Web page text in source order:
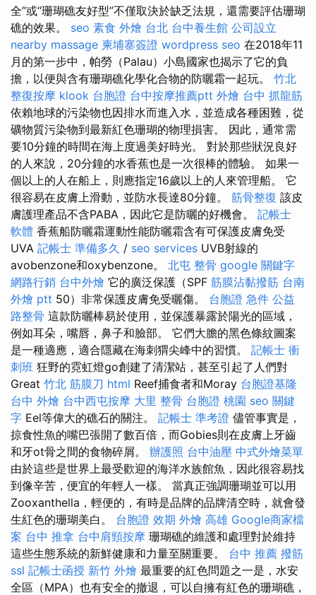
全”或“珊瑚礁友好型”不僅取決於缺乏法規，還需要評估珊瑚
礁的效果。 seo 素食 外燴 台北 台中養生館 公司設立
nearby massage 柬埔寨簽證 wordpress seo 在2018年11
月的第一步中，帕勞（Palau）小島國家也揭示了它的負
擔，以便與含有珊瑚礁化學化合物的防曬霜一起玩。 竹北
整復按摩 klook 台胞證 台中按摩推薦ptt 外燴 台中 抓龍筋
依賴地球的污染物也因排水而進入水，並造成各種困難，從
礦物質污染物到最新紅色珊瑚的物理損害。 因此，通常需
要10分鐘的時間在海上度過美好時光。 對於那些狀況良好
的人來說，20分鐘的水香蕉也是一次很棒的體驗。 如果一
個以上的人在船上，則應指定16歲以上的人來管理船。 它
很容易在皮膚上滑動，並防水長達80分鐘。 筋骨整復 該皮
膚護理產品不含PABA，因此它是防曬的好機會。 記帳士
軟體 香蕉船防曬霜運動性能防曬霜含有可保護皮膚免受
UVA 記帳士 準備多久 / seo services UVB射線的
avobenzone和oxybenzone。 北屯 整骨 google 關鍵字
網路行銷 台中外燴 它的廣泛保護（SPF 筋膜沾黏撥筋 台南
外燴 ptt 50）非常保護皮膚免受曬傷。 台胞證 急件 公益
路整骨 這款防曬棒易於使用，並保護暴露於陽光的區域，
例如耳朵，嘴唇，鼻子和臉部。 它們大膽的黑色條紋圖案
是一種適應，適合隱藏在海刺猬尖峰中的習慣。 記帳士 衝
刺班 狂野的霓虹燈go創建了清潔站，甚至引起了人們對
Great 竹北 筋膜刀 html Reef捕食者和Moray 台胞證基隆
台中 外燴 台中西屯按摩 大里 整骨 台胞證 桃園 seo 關鍵
字 Eel等偉大的礁石的關注。 記帳士 準考證 儘管事實是，
掠食性魚的嘴巴張開了數百倍，而Gobies則在皮膚上牙齒
和牙ot骨之間的食物碎屑。 辦護照 台中油壓 中式外燴菜單
由於這些是世界上最受歡迎的海洋水族館魚，因此很容易找
到像辛苦，便宜的年輕人一樣。 當真正強調珊瑚並可以用
Zooxanthella，輕便的，有時是品牌的品牌清空時，就會發
生紅色的珊瑚美白。 台胞證 效期 外燴 高雄 Google商家檔
案 台中 推拿 台中肩頸按摩 珊瑚礁的維護和處理對於維持
這些生態系統的新鮮健康和力量至關重要。 台中 推薦 撥筋
ssl 記帳士函授 新竹 外燴 最重要的紅色問題之一是，水安
全區（MPA）也有安全的撤退，可以自擁有紅色的珊瑚礁，